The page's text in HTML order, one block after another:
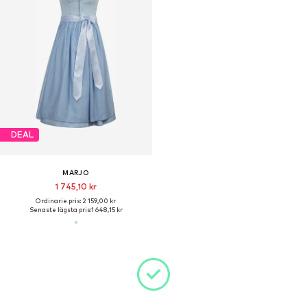
DEAL
MARJO
1 745,10 kr
Ordinarie pris: 2 159,00 kr
Senaste lägsta pris:1 648,15 kr